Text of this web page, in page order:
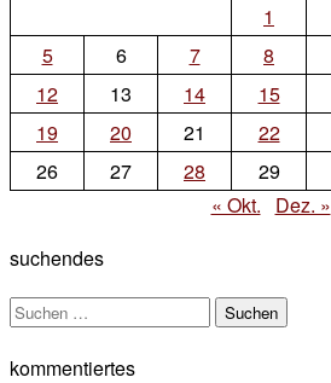
orgeln
1
5
6 7 8
12
13 14 15
19
20 21 22
26
27 28 29
« Okt.
Dez. »
suchendes
Suchen
kommentiertes